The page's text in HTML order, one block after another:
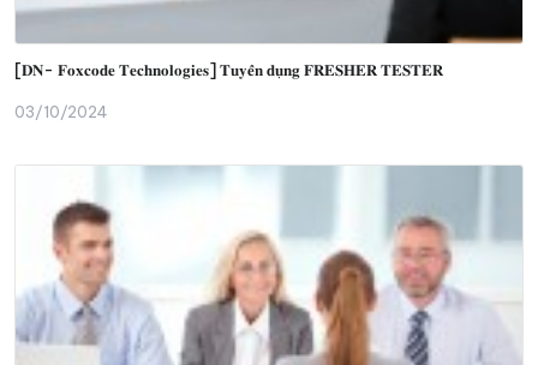
[𝐃𝐍- 𝐅𝐨𝐱𝐜𝐨𝐝𝐞 𝐓𝐞𝐜𝐡𝐧𝐨𝐥𝐨𝐠𝐢𝐞𝐬] 𝐓𝐮𝐲𝐞̂̉𝐧 𝐝𝐮̣𝐧𝐠 𝐅𝐑𝐄𝐒𝐇𝐄𝐑 𝐓𝐄𝐒𝐓𝐄𝐑
03/10/2024